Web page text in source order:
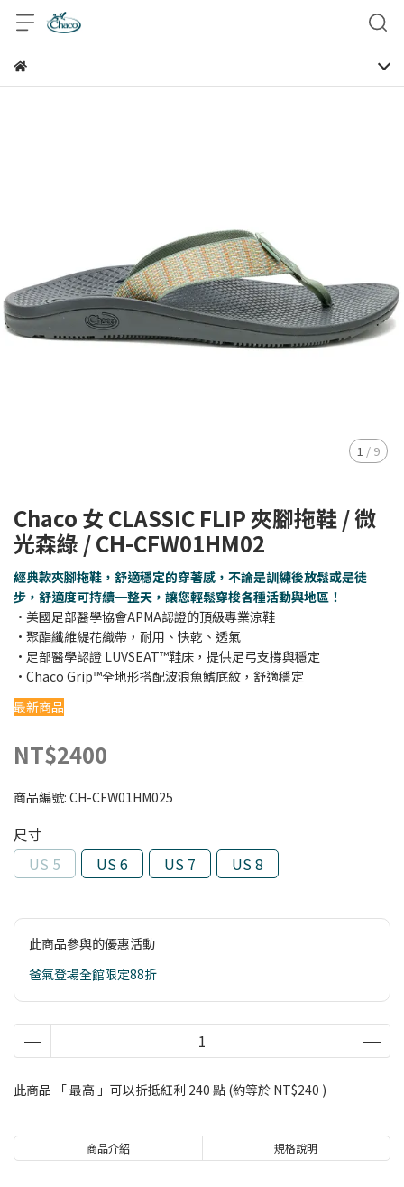
1 / 9
Chaco 女 CLASSIC FLIP 夾腳拖鞋 / 微
光森綠 / CH-CFW01HM02
經典款夾腳拖鞋，舒適穩定的穿著感，不論是訓練後放鬆或是徒
步，舒適度可持續一整天，讓您輕鬆穿梭各種活動與地區！
•美國足部醫學協會APMA認證的頂級專業涼鞋
•聚酯纖維緹花織帶，耐用、快乾、透氣
•足部醫學認證 LUVSEAT™鞋床，提供足弓支撐與穩定
•Chaco Grip™全地形搭配波浪魚鰭底紋，舒適穩定
最新商品
NT$2400
商品編號: CH-CFW01HM025
尺寸
US 5
US 6 US 7 US 8
此商品參與的優惠活動
爸氣登場全館限定88折
此商品 「 最高 」可以折抵紅利 240 點 (約等於 NT$240 )
商品介紹 規格說明